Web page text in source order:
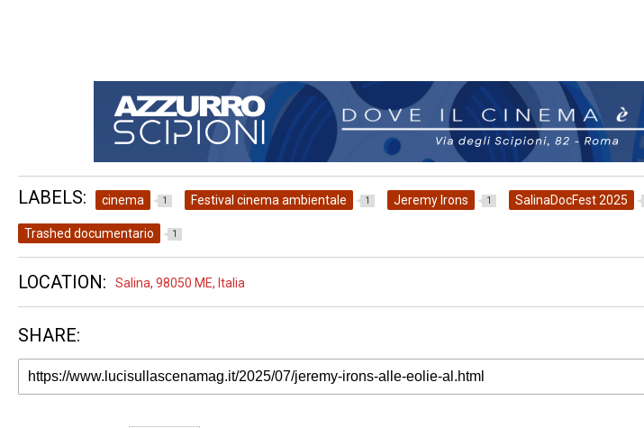
LABELS: cinema 1 Festival cinema ambientale 1 Jeremy Irons 1 SalinaDocFest 2025
Trashed documentario 1
LOCATION: Salina, 98050 ME, Italia
SHARE: